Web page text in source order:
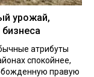
урожай,
атрибуты
спокойнее,
правую